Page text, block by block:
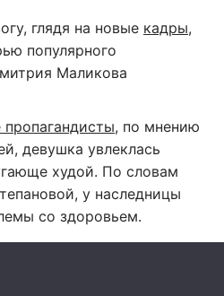
глядя на новые кадры,
популярного
Маликова
, по мнению
девушка увлеклась
худой. По словам
у наследницы
со здоровьем.